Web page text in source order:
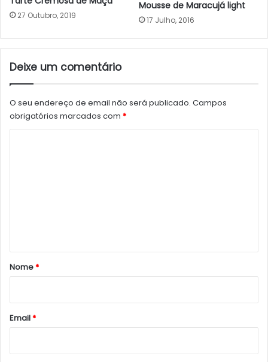
27 Outubro, 2019
Mousse de Maracujá light
17 Julho, 2016
Deixe um comentário
O seu endereço de email não será publicado. Campos
obrigatórios marcados com *
r
*
Nome*
Email*